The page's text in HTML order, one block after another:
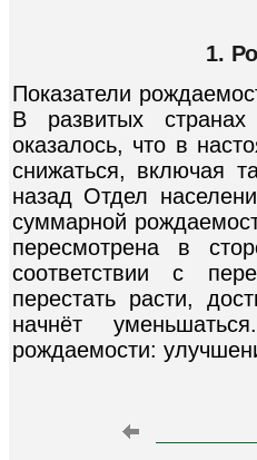
1.
Показатели
В развитых
оказалось, что в
снижаться, включая
назад Отдел
суммарной
пересмотрена в
соответствии с
перестать расти,
начнёт
рождаемости: